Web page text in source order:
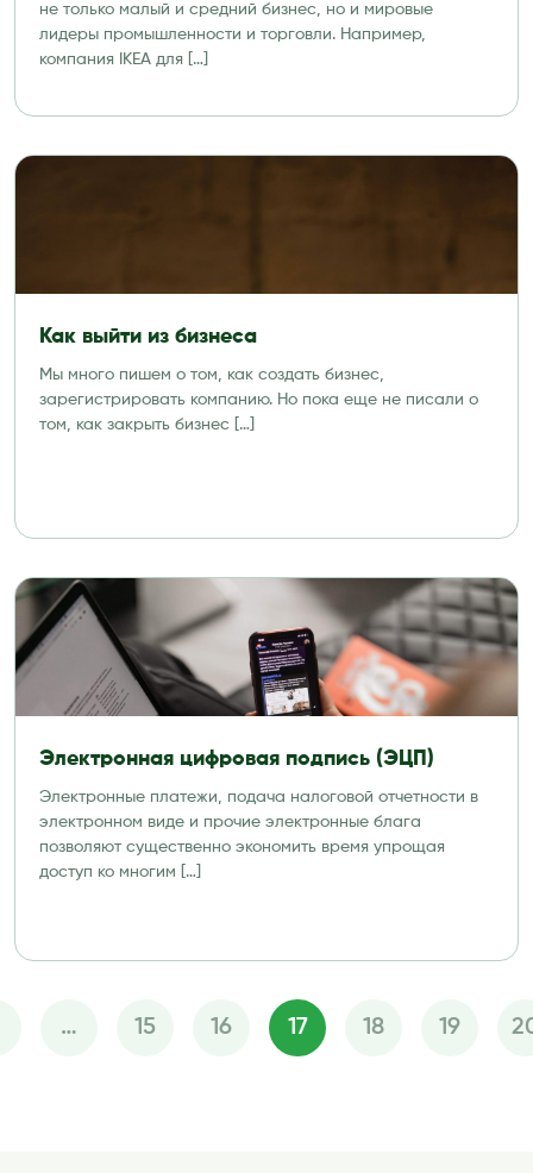
не только малый и средний бизнес, но и мировые
лидеры промышленности и торговли. Например,
компания IKEA для […]
Как выйти из бизнеса
Мы много пишем о том, как создать бизнес,
зарегистрировать компанию. Но пока еще не писали о
том, как закрыть бизнес […]
Электронная цифровая подпись (ЭЦП)
Электронные платежи, подача налоговой отчетности в
электронном виде и прочие электронные блага
позволяют существенно экономить время упрощая
доступ ко многим […]
Пагинация
… 15 16 17 18 19